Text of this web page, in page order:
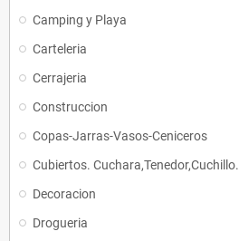
Camping y Playa
Carteleria
Cerrajeria
Construccion
Copas-Jarras-Vasos-Ceniceros
Cubiertos. Cuchara,Tenedor,Cuchillo.
Decoracion
Drogueria